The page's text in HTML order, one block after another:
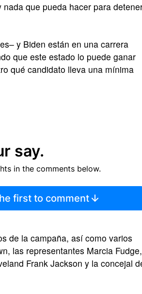
que pueda hacer para
y Biden están en una carrera
que este estado lo puede ganar
qué candidato lleva una mínima
say.
in the comments below.
first to comment
de la campaña, así como varios
las representantes Marcia Fudge,
Frank Jackson y la concejal